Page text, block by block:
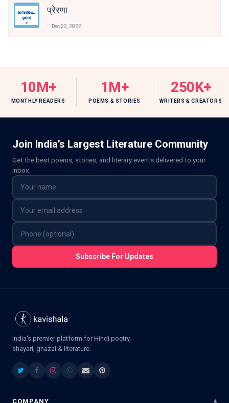
प्रेरणा
Dec 22, 2022
10M+
MONTHLY READERS
1M+
POEMS & STORIES
250K+
WRITERS & CREATORS
Join India’s Largest Literature Community
Get the best poems, stories, and literary events delivered to your
inbox.
Subscribe For Updates
India's premier platform for Hindi poetry,
shayari, ghazal & literature.
COMPANY